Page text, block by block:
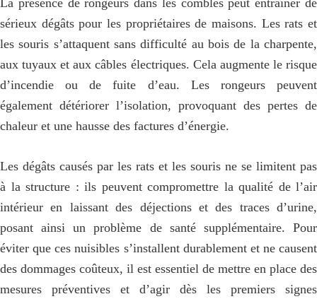
La présence de rongeurs dans les combles peut entraîner de
sérieux dégâts pour les propriétaires de maisons. Les rats et
les souris s’attaquent sans difficulté au bois de la charpente,
aux tuyaux et aux câbles électriques. Cela augmente le risque
d’incendie ou de fuite d’eau. Les rongeurs peuvent
également détériorer l’isolation, provoquant des pertes de
chaleur et une hausse des factures d’énergie.
Les dégâts causés par les rats et les souris ne se limitent pas
à la structure : ils peuvent compromettre la qualité de l’air
intérieur en laissant des déjections et des traces d’urine,
posant ainsi un problème de santé supplémentaire. Pour
éviter que ces nuisibles s’installent durablement et ne causent
des dommages coûteux, il est essentiel de mettre en place des
mesures préventives et d’agir dès les premiers signes